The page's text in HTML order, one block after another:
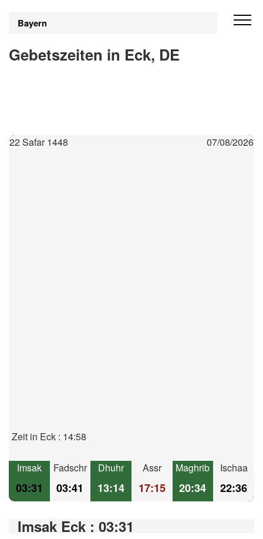
Bayern
Gebetszeiten in Eck, DE
22 Safar 1448 07/08/2026
Zeit in Eck : 14:58
Imsak
03:31
Fadschr
03:41
Dhuhr
13:14
Assr
17:15
Maghrib
20:34
Ischaa
22:36
Imsak Eck : 03:31